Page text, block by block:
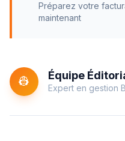
Préparez votre
maintenant
👷 Équipe
Expert en gestion